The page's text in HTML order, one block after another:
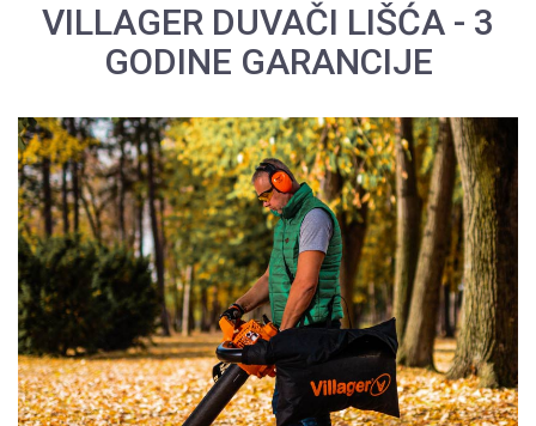
VILLAGER DUVAČI LIŠĆA - 3
GODINE GARANCIJE